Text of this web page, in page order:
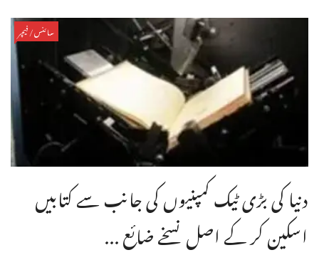
سائنس/فیچر
دنیا کی بڑی ٹیک کمپنیوں کی جانب سے کتابیں
اسکین کر کے اصل نسخے ضائع ...